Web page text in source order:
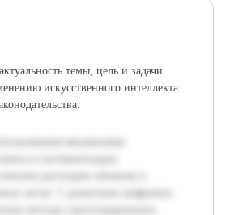
темы, цель и задачи
искусственного интеллекта